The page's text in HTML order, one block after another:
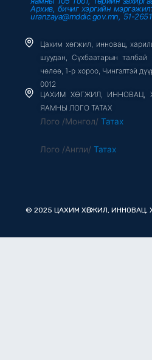
Архив, бичиг хэргийн
uranzaya@mddic.gov.mn, 51-
Цахим хөгжил, инновац,
шуудан, Сүхбаатарын
чөлөө, 1-р хороо, Чингэлтэй
0012
ЦАХИМ ХӨГЖИЛ, ИННОВАЦ,
ЯАМНЫ ЛОГО ТАТАХ
Лого /Монгол/ Татах
Лого /Англи/ Татах
© 2025 ЦАХИМ ХӨГЖИЛ,